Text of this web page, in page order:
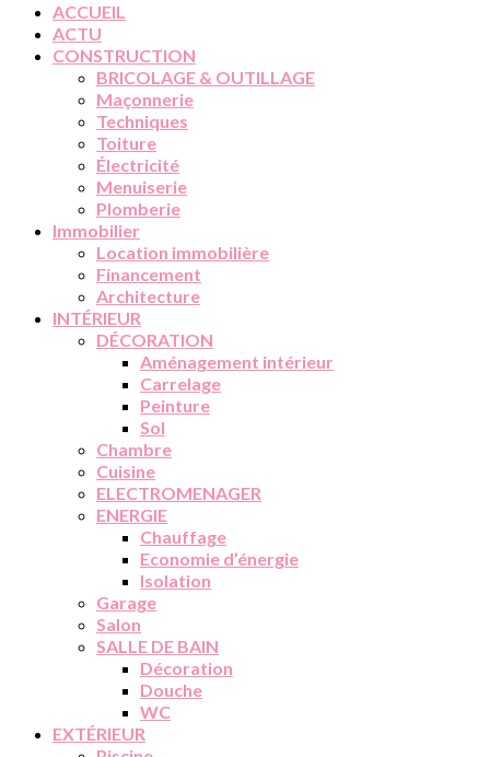
ACCUEIL
ACTU
CONSTRUCTION
BRICOLAGE & OUTILLAGE
Maçonnerie
Techniques
Toiture
Électricité
Menuiserie
Plomberie
Immobilier
Location immobilière
Financement
Architecture
INTÉRIEUR
DÉCORATION
Aménagement intérieur
Carrelage
Peinture
Sol
Chambre
Cuisine
ELECTROMENAGER
ENERGIE
Chauffage
Economie d’énergie
Isolation
Garage
Salon
SALLE DE BAIN
Décoration
Douche
WC
EXTÉRIEUR